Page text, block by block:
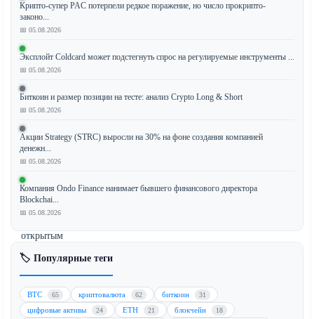
Рынки
криптовалют
демонстрируют
движения,
поскольку
трейдеры
ожидают
публикации
протоколов
Федерального
комитета
открытым
рынкам
(FOMC)
отчета
о
Крипто-супер PAC потерпели редкое поражение, но число прокрипто-
законо...
📅 05.08.2026
Эксплойт Coldcard может подстегнуть спрос на регулируемые инструменты ...
📅 05.08.2026
Биткоин и размер позиции на тесте: анализ Crypto Long & Short
📅 05.08.2026
Акции Strategy (STRC) выросли на 30% на фоне создания компанией
денежн...
📅 05.08.2026
Компания Ondo Finance нанимает бывшего финансового директора
Blockchai...
📅 05.08.2026
🏷️ Популярные теги
BTC 65 криптовалюта 62 биткоин 31
цифровые активы 24 ETH 21 блокчейн 18